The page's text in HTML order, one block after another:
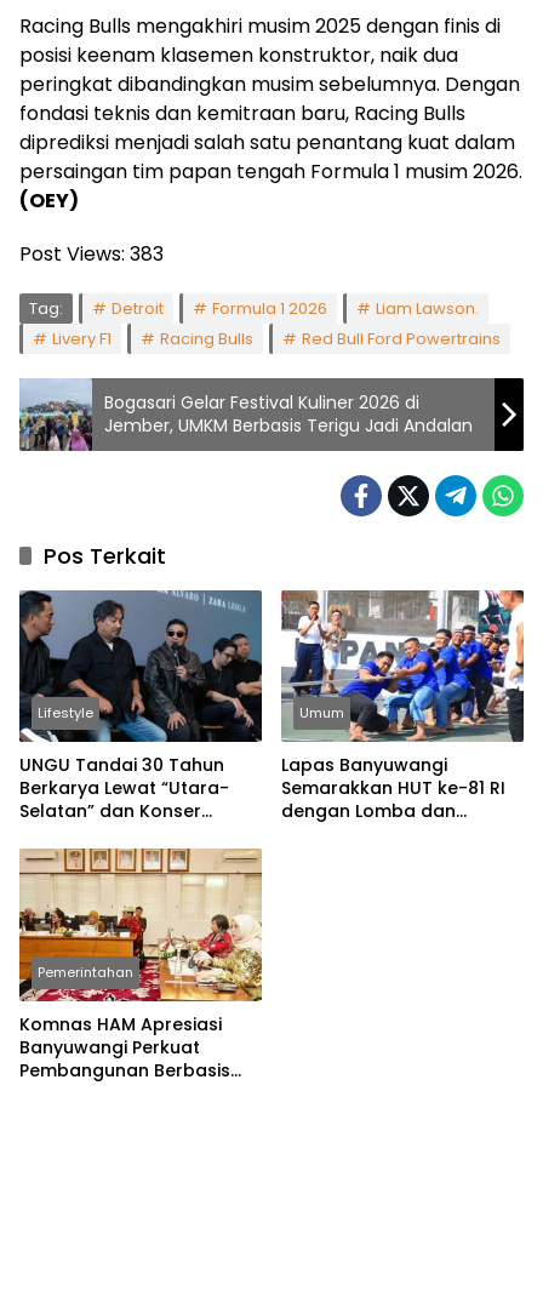
Racing Bulls mengakhiri musim 2025 dengan finis di
posisi keenam klasemen konstruktor, naik dua
peringkat dibandingkan musim sebelumnya. Dengan
fondasi teknis dan kemitraan baru, Racing Bulls
diprediksi menjadi salah satu penantang kuat dalam
persaingan tim papan tengah Formula 1 musim 2026.
(OEY)
Post Views: 383
Tag: Detroit Formula 1 2026
Liam Lawson.
Livery F1
Racing Bulls Red Bull Ford Powertrains
Bogasari Gelar Festival Kuliner 2026 di
Jember, UMKM Berbasis Terigu Jadi Andalan
Pos Terkait
Lifestyle
UNGU Tandai 30 Tahun
Berkarya Lewat “Utara-
Selatan” dan Konser
Umum
Lapas Banyuwangi
Semarakkan HUT ke-81 RI
dengan Lomba dan
Pemerintahan
Komnas HAM Apresiasi
Banyuwangi Perkuat
Pembangunan Berbasis